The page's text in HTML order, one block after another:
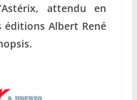
attendu en
éditions Albert René